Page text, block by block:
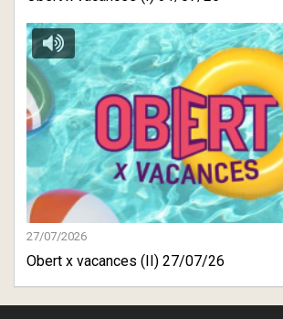
27/07/2026
Obert x vacances (II) 27/07/26